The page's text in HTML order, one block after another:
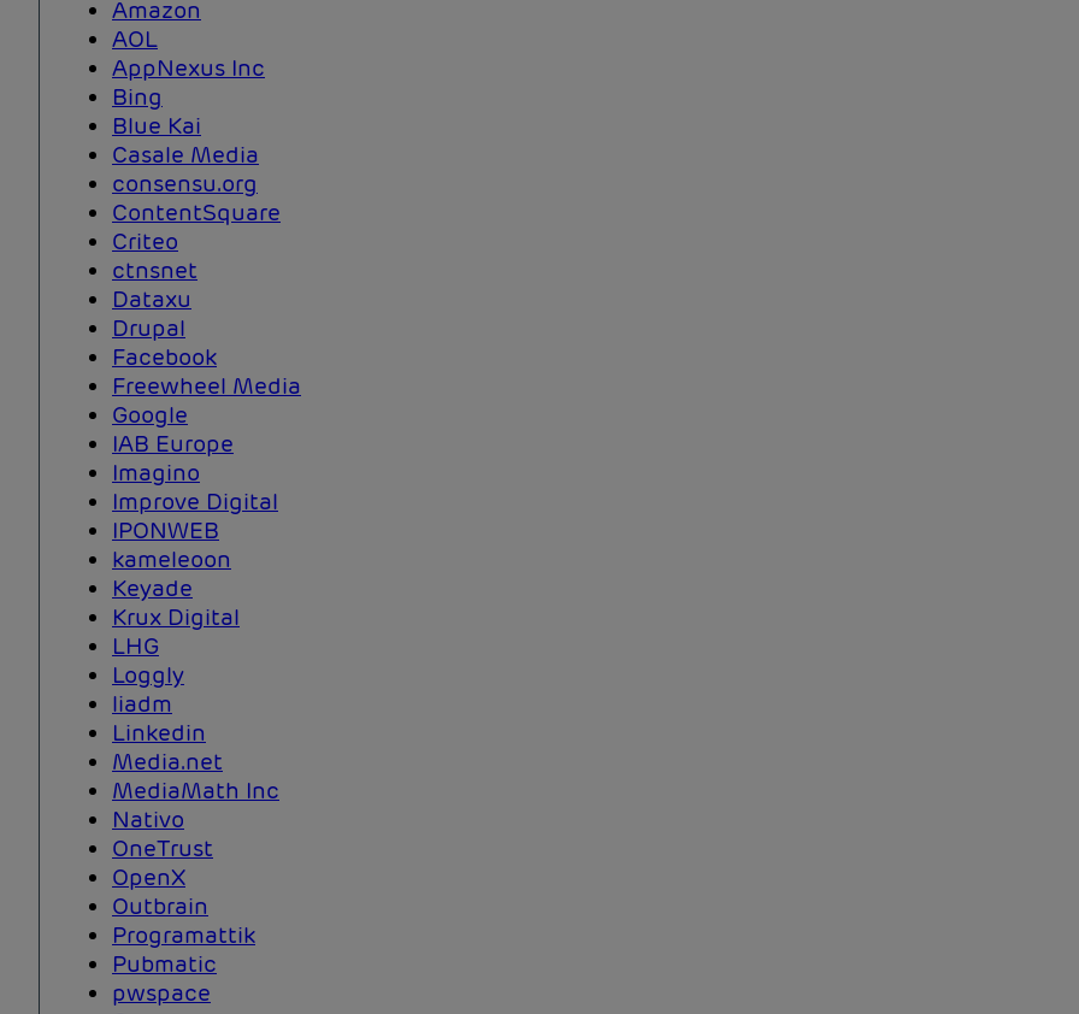
Amazon
AOL
AppNexus Inc
Bing
Blue Kai
Casale Media
consensu.org
ContentSquare
Criteo
ctnsnet
Dataxu
Drupal
Facebook
Freewheel Media
Google
IAB Europe
Imagino
Improve Digital
IPONWEB
kameleoon
Keyade
Krux Digital
LHG
Loggly
liadm
Linkedin
Media.net
MediaMath Inc
Nativo
OneTrust
OpenX
Outbrain
Programattik
Pubmatic
pwspace